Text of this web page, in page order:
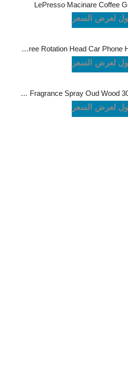
LePresso Macinare Coffee
لعرض السعر
Powerology Logan Magsafe 360 Degree Rotation Head Car Phone Holder - Black
لعرض السعر
Green Lion Fragrance Spray Oud Wood 300mL - Brown
لعرض السعر